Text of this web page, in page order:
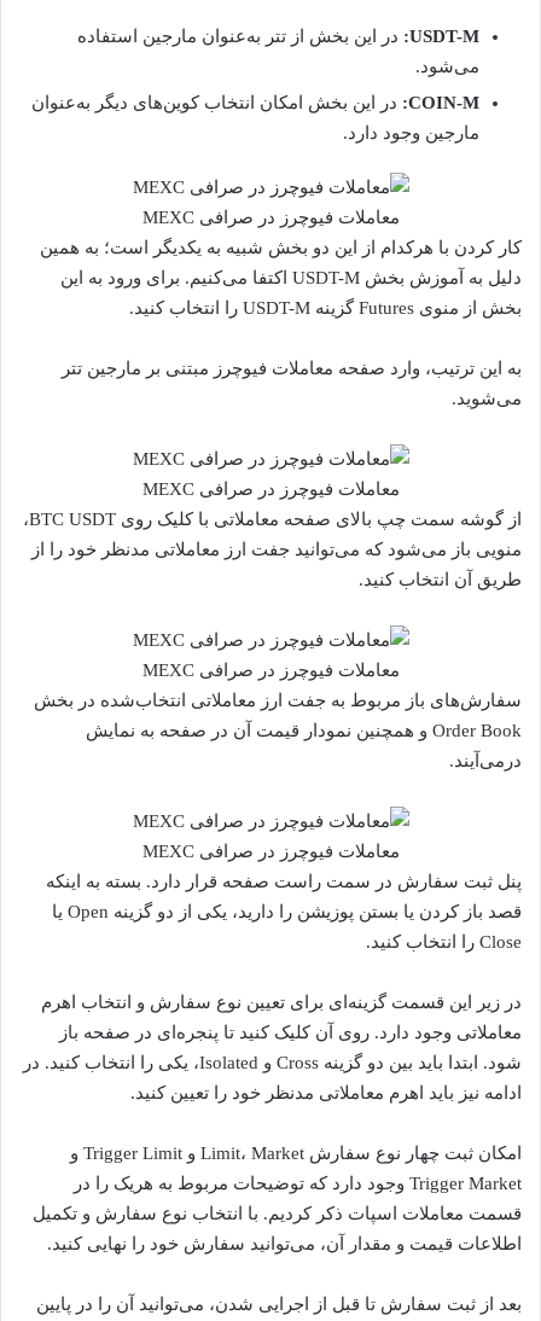
USDT-M:
در این بخش از تتر به‌عنوان مارجین استفاده
می‌شود.
COIN-M:
در این بخش امکان انتخاب کوین‌های دیگر به‌عنوان
مارجین وجود دارد.
معاملات فیوچرز در صرافی MEXC
کار کردن با هرکدام از این دو بخش شبیه به یکدیگر است؛ به همین
دلیل به آموزش بخش USDT-M اکتفا می‌کنیم. برای ورود به این
بخش از منوی Futures گزینه USDT-M را انتخاب کنید.
به این ترتیب، وارد صفحه معاملات فیوچرز مبتنی بر مارجین تتر
می‌شوید.
معاملات فیوچرز در صرافی MEXC
از گوشه سمت چپ بالای صفحه معاملاتی با کلیک روی BTC USDT،
منویی باز می‌شود که می‌توانید جفت ارز معاملاتی مدنظر خود را از
طریق آن انتخاب کنید.
معاملات فیوچرز در صرافی MEXC
سفارش‌های باز مربوط به جفت ارز معاملاتی انتخاب‌شده در بخش
Order Book و همچنین نمودار قیمت آن در صفحه به نمایش
درمی‌آیند.
معاملات فیوچرز در صرافی MEXC
پنل ثبت سفارش در سمت راست صفحه قرار دارد. بسته به اینکه
قصد باز کردن یا بستن پوزیشن را دارید، یکی از دو گزینه Open یا
Close را انتخاب کنید.
در زیر این قسمت گزینه‌ای برای تعیین نوع سفارش و انتخاب اهرم
معاملاتی وجود دارد. روی آن کلیک کنید تا پنجره‌ای در صفحه باز
شود. ابتدا باید بین دو گزینه Cross و Isolated، یکی را انتخاب کنید. در
ادامه نیز باید اهرم معاملاتی مدنظر خود را تعیین کنید.
امکان ثبت چهار نوع سفارش Limit، Market و Trigger Limit و
Trigger Market وجود دارد که توضیحات مربوط به هریک را در
قسمت معاملات اسپات ذکر کردیم. با انتخاب نوع سفارش و تکمیل
اطلاعات قیمت و مقدار آن، می‌توانید سفارش خود را نهایی کنید.
بعد از ثبت سفارش تا قبل از اجرایی شدن، می‌توانید آن را در پایین